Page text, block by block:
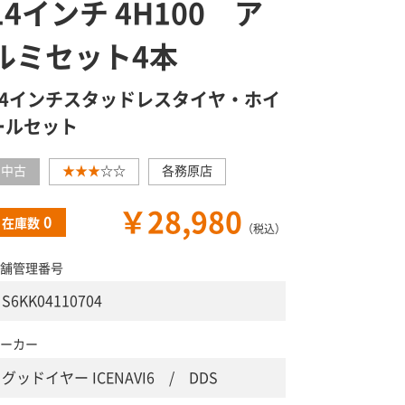
インチ 4H100 ア
ミセット4本
インチスタッドレスタイヤ・ホイ
ルセット
中古 ★★★☆☆ 各務原店
在庫数 0 ￥28,980 （税込）
管理番号
S6KK04110704
カー
グッドイヤー ICENAVI6 / DDS